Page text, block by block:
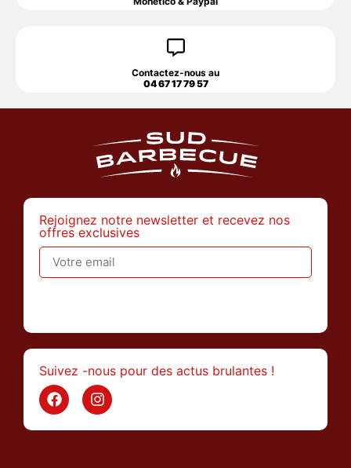
Contactez-nous au
04 67 17 79 57
Rejoignez notre newsletter et recevez nos
offres exclusives
Suivez -nous pour des actus brulantes !